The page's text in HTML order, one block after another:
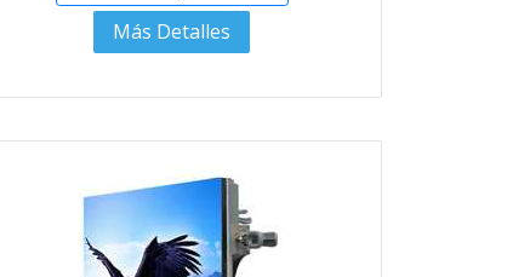
Más Detalles